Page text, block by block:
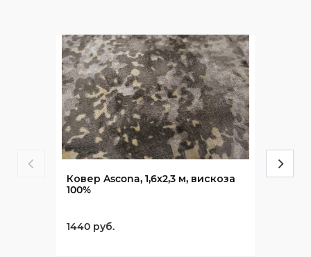
Ковер Ascona, 1,6х2,3 м, вискоза
100%
1440 руб.